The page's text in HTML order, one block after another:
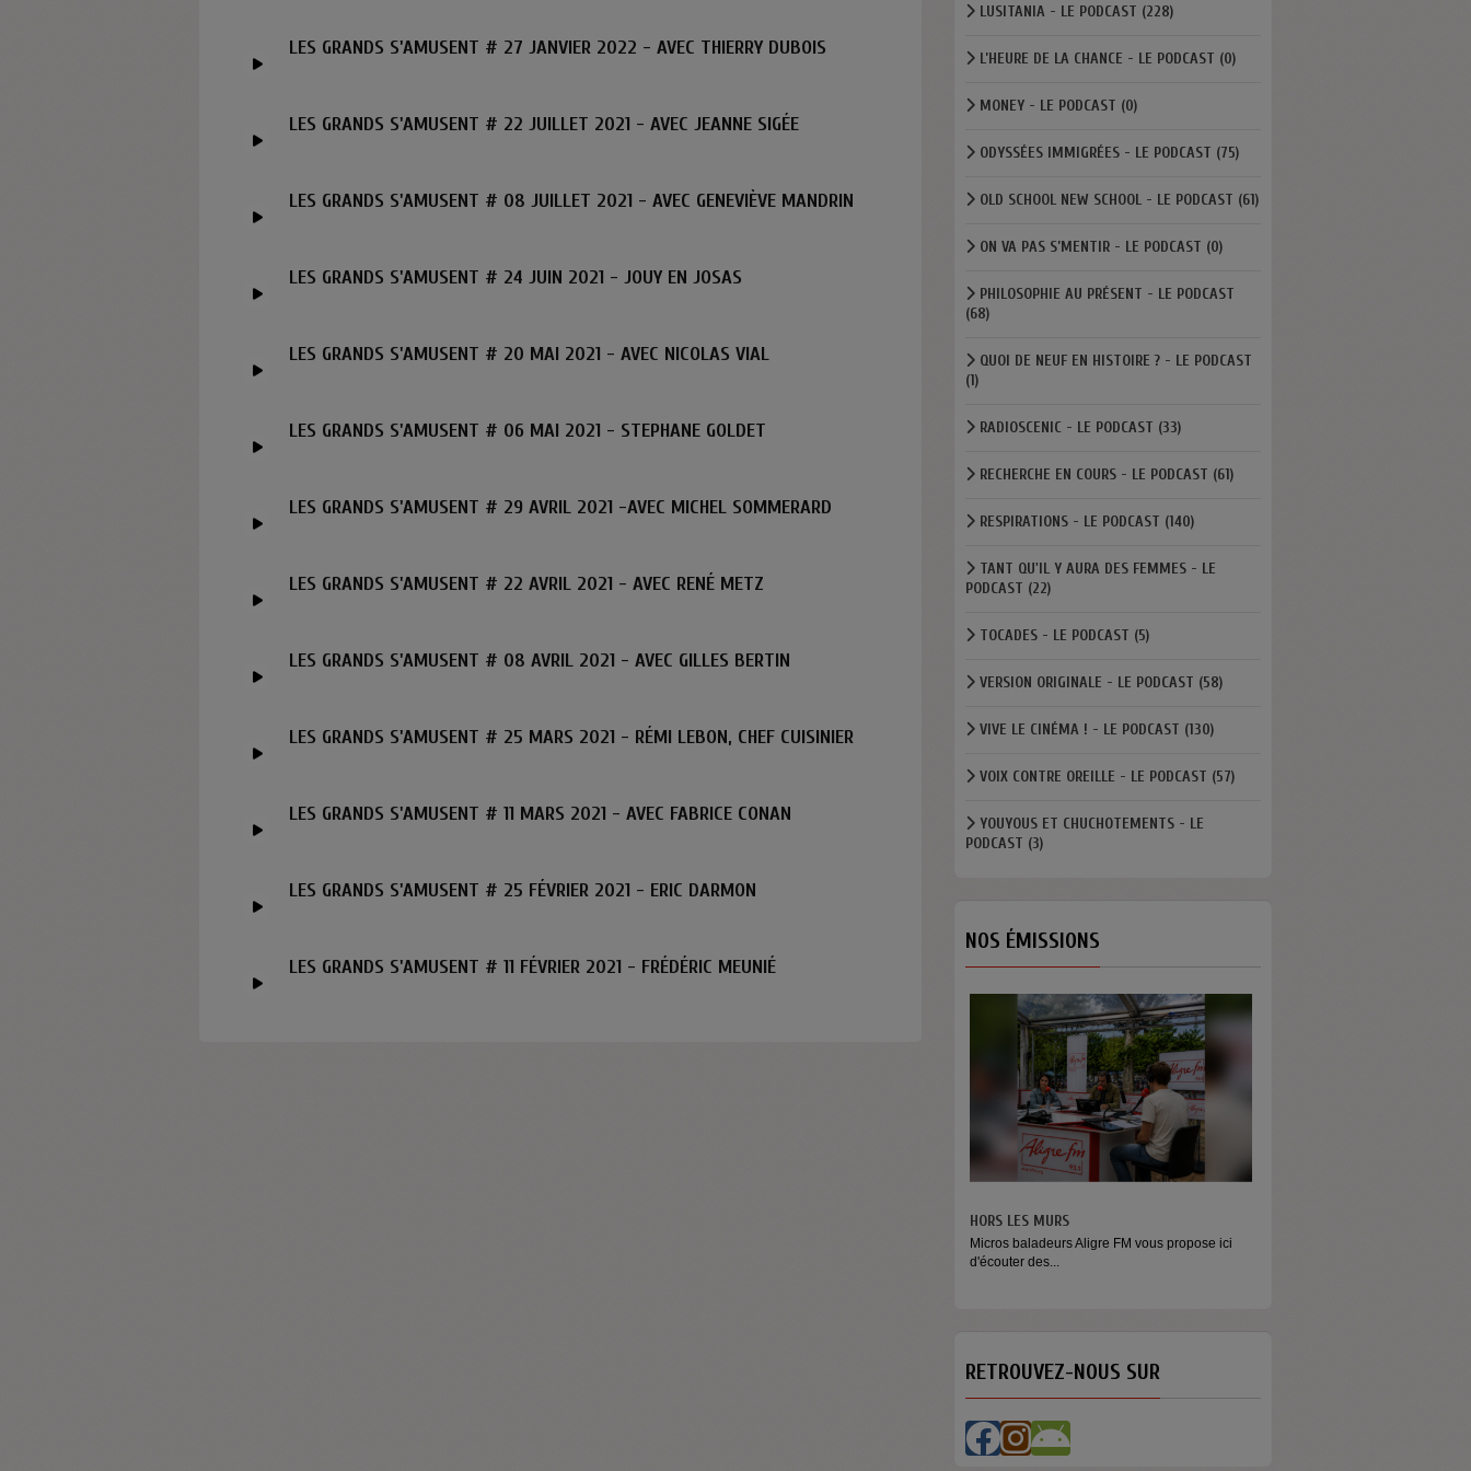
LES GRANDS S'AMUSENT # 27 JANVIER 2022 - AVEC THIERRY DUBOIS
LES GRANDS S'AMUSENT # 22 JUILLET 2021 - AVEC JEANNE SIGÉE
LES GRANDS S'AMUSENT # 08 JUILLET 2021 - AVEC GENEVIÈVE MANDRIN
LES GRANDS S'AMUSENT # 24 JUIN 2021 - JOUY EN JOSAS
LES GRANDS S'AMUSENT # 20 MAI 2021 - AVEC NICOLAS VIAL
LES GRANDS S'AMUSENT # 06 MAI 2021 - STEPHANE GOLDET
LES GRANDS S'AMUSENT # 29 AVRIL 2021 -AVEC MICHEL SOMMERARD
LES GRANDS S'AMUSENT # 22 AVRIL 2021 - AVEC RENÉ METZ
LES GRANDS S'AMUSENT # 08 AVRIL 2021 - AVEC GILLES BERTIN
LES GRANDS S'AMUSENT # 25 MARS 2021 - RÉMI LEBON, CHEF CUISINIER
LES GRANDS S'AMUSENT # 11 MARS 2021 - AVEC FABRICE CONAN
LES GRANDS S'AMUSENT # 25 FÉVRIER 2021 - ERIC DARMON
LES GRANDS S'AMUSENT # 11 FÉVRIER 2021 - FRÉDÉRIC MEUNIÉ
LUSITANIA - LE PODCAST (228)
L’HEURE DE LA CHANCE - LE PODCAST (0)
MONEY - LE PODCAST (0)
ODYSSÉES IMMIGRÉES - LE PODCAST (75)
OLD SCHOOL NEW SCHOOL - LE PODCAST (61)
ON VA PAS S’MENTIR - LE PODCAST (0)
PHILOSOPHIE AU PRÉSENT - LE PODCAST
(68)
QUOI DE NEUF EN HISTOIRE ? - LE PODCAST
(1)
RADIOSCENIC - LE PODCAST (33)
RECHERCHE EN COURS - LE PODCAST (61)
RESPIRATIONS - LE PODCAST (140)
TANT QU'IL Y AURA DES FEMMES - LE
PODCAST (22)
TOCADES - LE PODCAST (5)
VERSION ORIGINALE - LE PODCAST (58)
VIVE LE CINÉMA ! - LE PODCAST (130)
VOIX CONTRE OREILLE - LE PODCAST (57)
YOUYOUS ET CHUCHOTEMENTS - LE
PODCAST (3)
NOS ÉMISSIONS
HORS LES MURS
Micros baladeurs Aligre FM vous propose ici
d'écouter des...
RETROUVEZ-NOUS SUR